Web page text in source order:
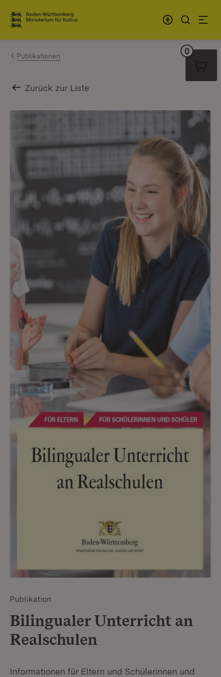
Zum Inhalt springen
Link zur Startseite
Publikationen
Zurück zur Liste
Publikation
Bilingualer Unterricht an
Realschulen
Informationen für Eltern und Schülerinnen und
0